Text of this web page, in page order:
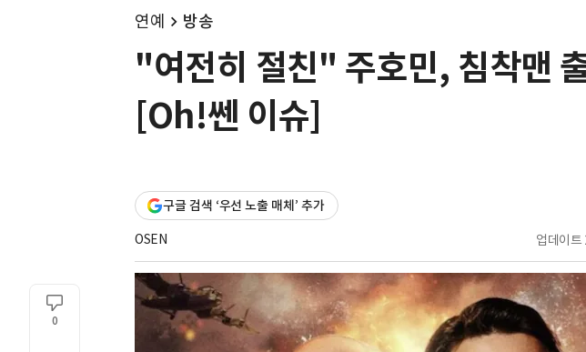
연예 방송
"여전히 절친" 주호민, 침착맨
[Oh!쎈 이슈]
구글 검색 ‘우선 노출 매체’ 추가
OSEN 업데이트
0